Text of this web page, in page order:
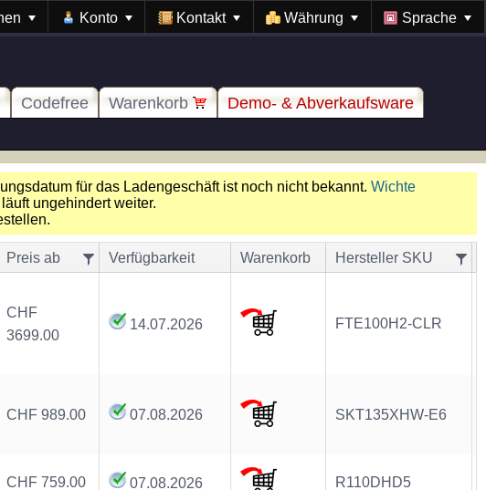
Konto Kontakt Währung Sprache
Codefree Warenkorb
Demo- & Abverkaufsware
für das Ladengeschäft ist noch nicht bekannt. Wichte
ungehindert weiter.
Preis ab Verfügbarkeit Warenkorb Hersteller SKU
CHF
3699.00
14.07.2026 FTE100H2-CLR
CHF 989.00 07.08.2026 SKT135XHW-E6
CHF 759.00 07.08.2026 R110DHD5